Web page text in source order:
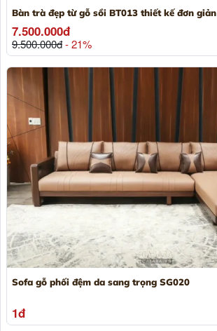
Bàn trà đẹp từ gỗ sồi BT013 thiết kế đơn giản
7.500.000đ
9.500.000đ- 21%
Sofa gỗ phối đệm da sang trọng SG020
1đ